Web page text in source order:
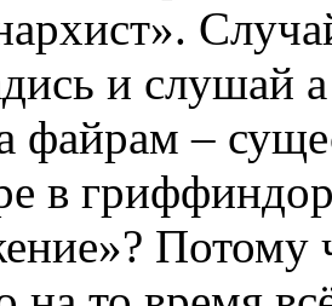
и слушай а
файрам –
в
Потому